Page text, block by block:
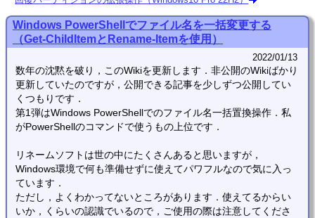
Windows PowerShellでファイル名を一括変更する
（Get-ChildItemとRename-Itemを使用）
2022/01/13
数年の沈黙を破り，このWikiを更新します．非公開のWikiばかり
更新していたのですが，公開できる記事を少しずつ公開してい
くつもりです．
第1弾はWindows PowerShellでのファイル名一括置換操作．私
がPowerShellのコマンドで使うもの上位です．
リネームソフトは世の中にたくさんあると思いますが，
Windows環境で何も準備せずに使えてパワフルなので気に入っ
ています．
ただし，よくわかってないところがあります．使えてるからい
いか，くらいの認識でいるので，ご使用の際は注意してくださ